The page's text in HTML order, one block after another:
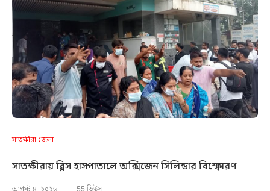
সাতক্ষীরা জেলা
সাতক্ষীরায় ব্লিস হাসপাতালে অক্সিজেন সিলিন্ডার বিস্ফোরণ